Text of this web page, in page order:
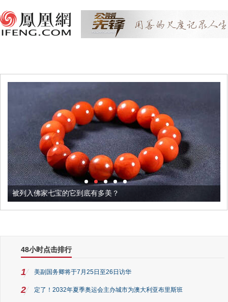
被列入佛家七宝的它到底有多美？
48小时点击排行
1 美副国务卿将于7月25日至26日访华
2 定了！2032年夏季奥运会主办城市为澳大利亚布里斯班